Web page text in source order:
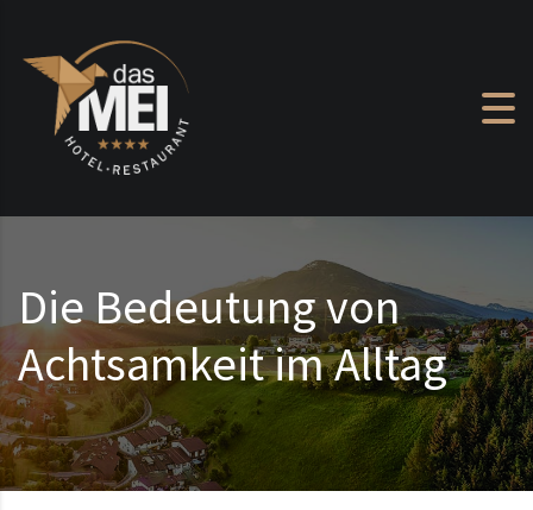
Die Bedeutung von
Achtsamkeit im Alltag